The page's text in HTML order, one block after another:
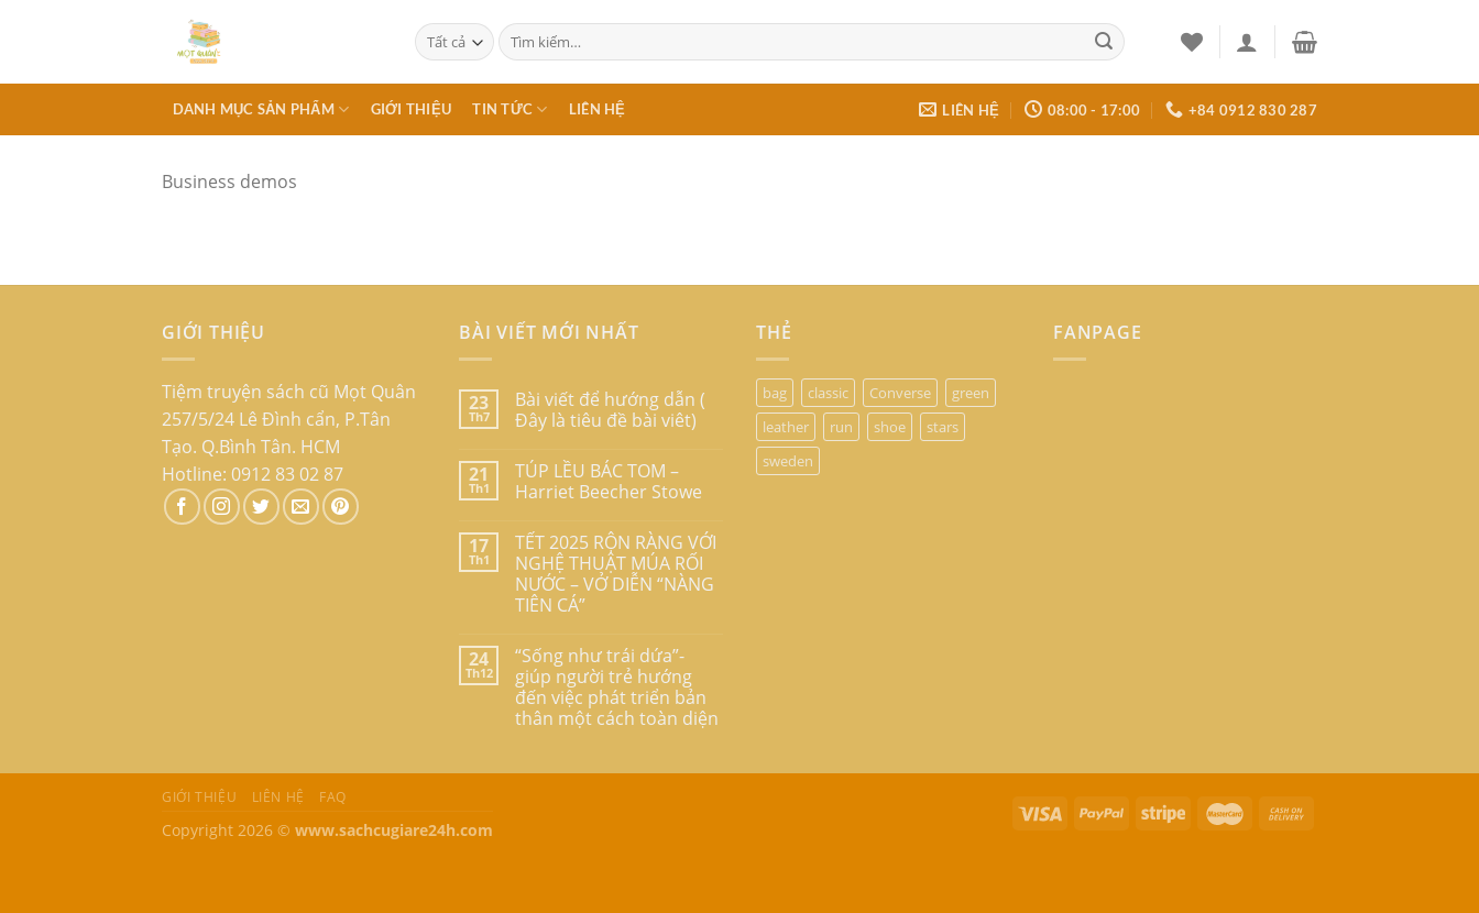
Tìm
kiếm:
DANH MỤC SẢN PHẨM GIỚI THIỆU TIN TỨC LIÊN HỆ LIÊN HỆ 08:00 - 17:00 +84 0912 830 287
Business demos
GIỚI THIỆU
Tiệm truyện sách cũ Mọt Quân
257/5/24 Lê Đình cẩn, P.Tân
Tạo. Q.Bình Tân. HCM
Hotline: 0912 83 02 87
BÀI VIẾT MỚI NHẤT
23
Th7
Bài viết để hướng dẫn (
Đây là tiêu đề bài viêt)
21
Th1
TÚP LỀU BÁC TOM –
Harriet Beecher Stowe
17
Th1
TẾT 2025 RỘN RÀNG VỚI
NGHỆ THUẬT MÚA RỐI
NƯỚC – VỞ DIỄN “NÀNG
TIÊN CÁ”
24
Th12
“Sống như trái dứa”-
giúp người trẻ hướng
đến việc phát triển bản
thân một cách toàn diện
THẺ
bag classic Converse
green
leather
run shoe
stars
sweden
FANPAGE
GIỚI THIỆU LIÊN HỆ FAQ
Copyright 2026 © www.sachcugiare24h.com